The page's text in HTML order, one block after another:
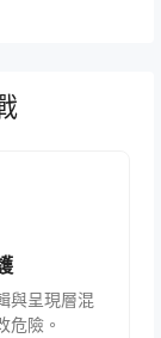
與呈現層混
危險。